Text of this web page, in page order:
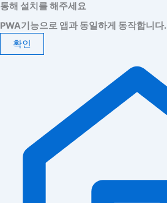
통해 설치를 해주세요
PWA기능으로 앱과 동일하게 동작합니다.
확인